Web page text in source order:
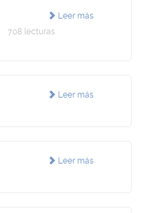
Leer más
708 lecturas
Leer más
Leer más